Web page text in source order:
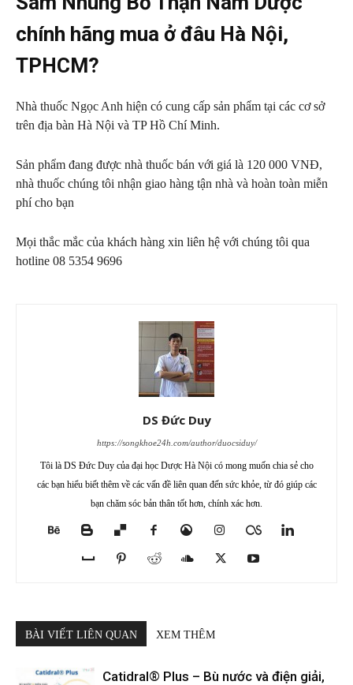
chính hãng mua ở đâu Hà Nội,
TPHCM?
Nhà thuốc Ngọc Anh hiện có cung cấp sản phẩm tại các cơ sở
trên địa bàn Hà Nội và TP Hồ Chí Minh.
Sản phẩm đang được nhà thuốc bán với giá là 120 000 VNĐ,
nhà thuốc chúng tôi nhận giao hàng tận nhà và hoàn toàn miễn
phí cho bạn
Mọi thắc mắc của khách hàng xin liên hệ với chúng tôi qua
hotline 08 5354 9696
DS Đức Duy
https://songkhoe24h.com/author/duocsiduy/
Tôi là DS Đức Duy của đại học Dược Hà Nội có mong muốn chia sẻ cho
các bạn hiểu biết thêm về các vấn đề liên quan đến sức khỏe, từ đó giúp các
bạn chăm sóc bản thân tốt hơn, chính xác hơn.
BÀI VIẾT LIÊN QUAN XEM THÊM
Catidral® Plus – Bù nước và điện giải,